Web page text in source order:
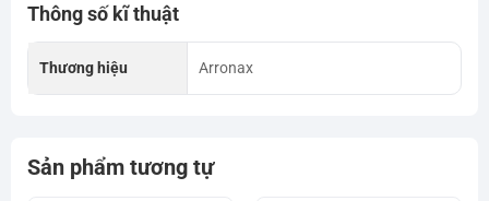
Thông số kĩ thuật
Thương hiệu Arronax
Sản phẩm tương tự